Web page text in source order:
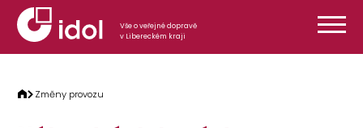
Přeskočit na obsah
Vše o veřejné dopravě
v Libereckém kraji
Změny provozu